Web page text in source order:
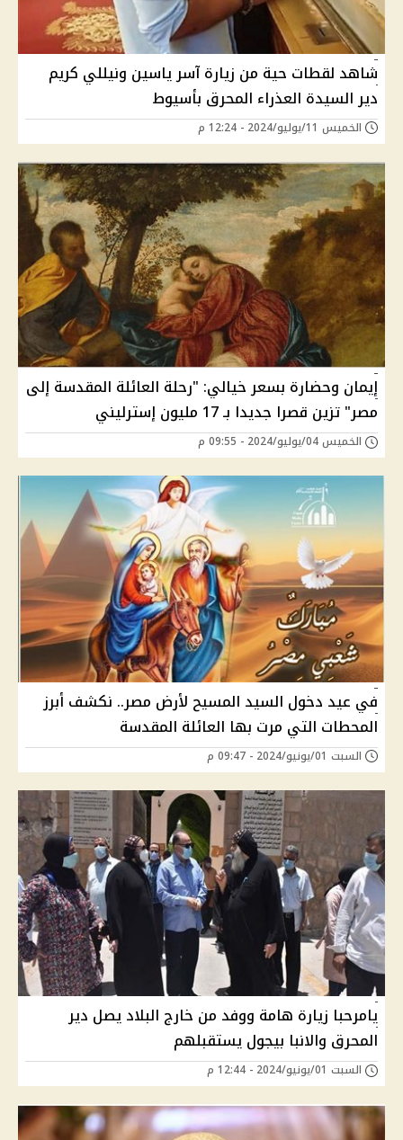
شاهد لقطات حية من زيارة آسر ياسين ونيللي كريم
دير السيدة العذراء المحرق بأسيوط
الخميس 11/يوليو/2024 - 12:24 م
إيمان وحضارة بسعر خيالي: "رحلة العائلة المقدسة إلى
مصر" تزين قصرا جديدا بـ 17 مليون إسترليني
الخميس 04/يوليو/2024 - 09:55 م
في عيد دخول السيد المسيح لأرض مصر.. نكشف أبرز
المحطات التي مرت بها العائلة المقدسة
السبت 01/يونيو/2024 - 09:47 م
يامرحبا زيارة هامة ووفد من خارج البلاد يصل دير
المحرق والانبا بيجول يستقبلهم
السبت 01/يونيو/2024 - 12:44 م